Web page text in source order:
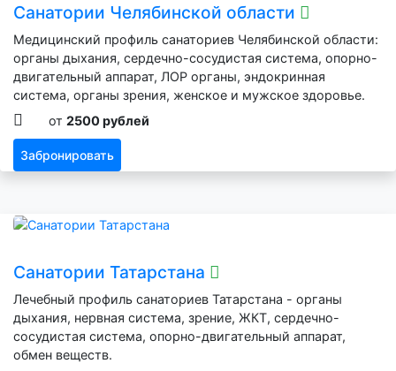
Санатории Челябинской области
Медицинский профиль санаториев Челябинской области:
органы дыхания, сердечно-сосудистая система, опорно-
двигательный аппарат, ЛОР органы, эндокринная
система, органы зрения, женское и мужское здоровье.
от 2500 рублей
Забронировать
Санатории Татарстана
Лечебный профиль санаториев Татарстана - органы
дыхания, нервная система, зрение, ЖКТ, сердечно-
сосудистая система, опорно-двигательный аппарат,
обмен веществ.